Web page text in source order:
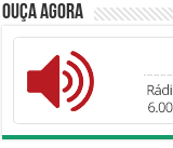
Ouça Agora